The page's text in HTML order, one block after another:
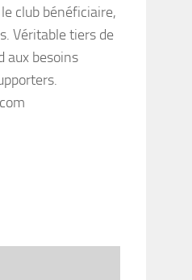
club bénéficiaire,
Véritable tiers de
aux besoins